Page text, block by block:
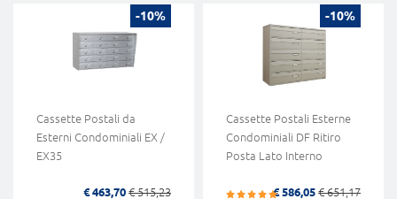
-10%
Cassette Postali da
Esterni Condominiali EX /
EX35
€ 463,70 € 515,23
-10%
Cassette Postali Esterne
Condominiali DF Ritiro
Posta Lato Interno
€ 586,05 € 651,17